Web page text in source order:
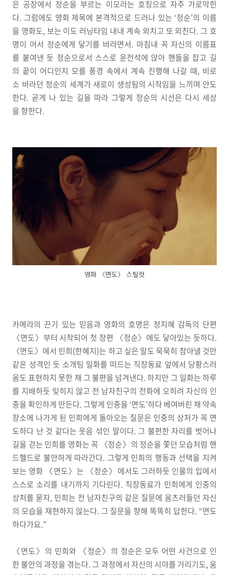
은 공장에서 정순을 부르는 이모라는 호칭으로 자주 가로막힌
다. 그럼에도 영화 제목에 본격적으로 드러나 있는 ‘정순’의 이름
을 영화도, 보는 이도 러닝타임 내내 계속 외치고 또 외친다. 그 호
명이 어서 정순에게 닿기를 바라면서. 마침내 꼭 자신의 이름표
를 붙여낸 듯 정순으로서 스스로 운전석에 앉아 핸들을 잡고 길
의 끝이 어디인지 모를 풍경 속에서 계속 진행해 나갈 때, 비로
소 바라던 정순의 세계가 새로이 생성됨의 시작임을 느끼며 안도
한다. 곧게 나 있는 길을 따라 그렇게 정순의 시선은 다시 세상
을 향한다.
영화 〈면도〉 스틸컷
카메라의 끈기 있는 믿음과 영화의 호명은 정지혜 감독의 단편
〈면도〉부터 시작되어 첫 장편 〈정순〉에도 닿아있는 듯하다.
〈면도〉에서 민희(한혜지)는 하고 싶은 말도 묵묵히 참아낼 것만
같은 성격인 듯 소개팅 일화를 떠드는 직장동료 앞에서 당황스러
움도 표현하지 못한 채 그 불편을 넘겨낸다. 하지만 그 일화는 하루
를 지배하듯 잊히지 않고 전 남자친구의 전화에 오히려 자신의 인
중을 확인하게 만든다. 그렇게 인중을 ‘면도’하다 베여버린 채 약속
장소에 나가게 된 민희에게 돌아오는 질문은 인중의 상처가 꼭 면
도하다 난 것 같다는 웃음 섞인 말이다. 그 불편한 자리를 벗어나
길을 걷는 민희를 영화는 꼭 〈정순〉의 정순을 쫓던 모습처럼 핸
드헬드로 불안하게 따라간다. 그렇게 민희의 행동과 선택을 지켜
보는 영화 〈면도〉는 〈정순〉에서도 그러하듯 인물의 입에서
스스로 소리를 내기까지 기다린다. 직장동료가 민희에게 인중의
상처를 묻자, 민희는 전 남자친구의 같은 질문에 움츠러들던 자신
의 모습을 재현하지 않는다. 그 질문을 향해 똑똑히 답한다. “면도
하다가요.”
〈면도〉의 민희와 〈정순〉의 정순은 모두 어떤 사건으로 인
한 불안의 과정을 겪는다. 그 과정에서 자신의 시야를 가리기도, 움